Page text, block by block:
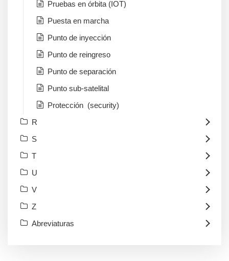
Pruebas en órbita (IOT)
Puesta en marcha
Punto de inyección
Punto de reingreso
Punto de separación
Punto sub-satelital
Protección (security)
R
S
T
U
V
Z
Abreviaturas